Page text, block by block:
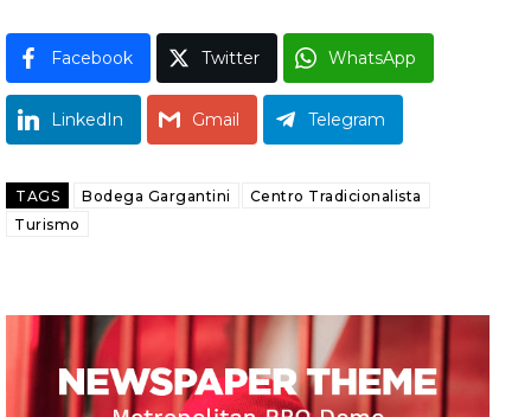
Facebook Twitter WhatsApp
LinkedIn Gmail Telegram
TAGS Bodega Gargantini
Centro Tradicionalista
Turismo